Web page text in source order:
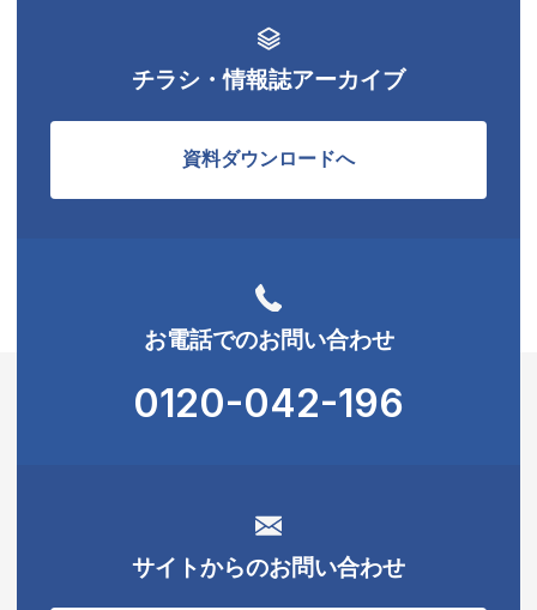
チラシ・情報誌アーカイブ
資料ダウンロードへ
お電話でのお問い合わせ
0120-042-196
サイトからのお問い合わせ